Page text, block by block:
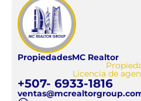
PropiedadesMC Realtor
Licencia de
+507- 6933-1816